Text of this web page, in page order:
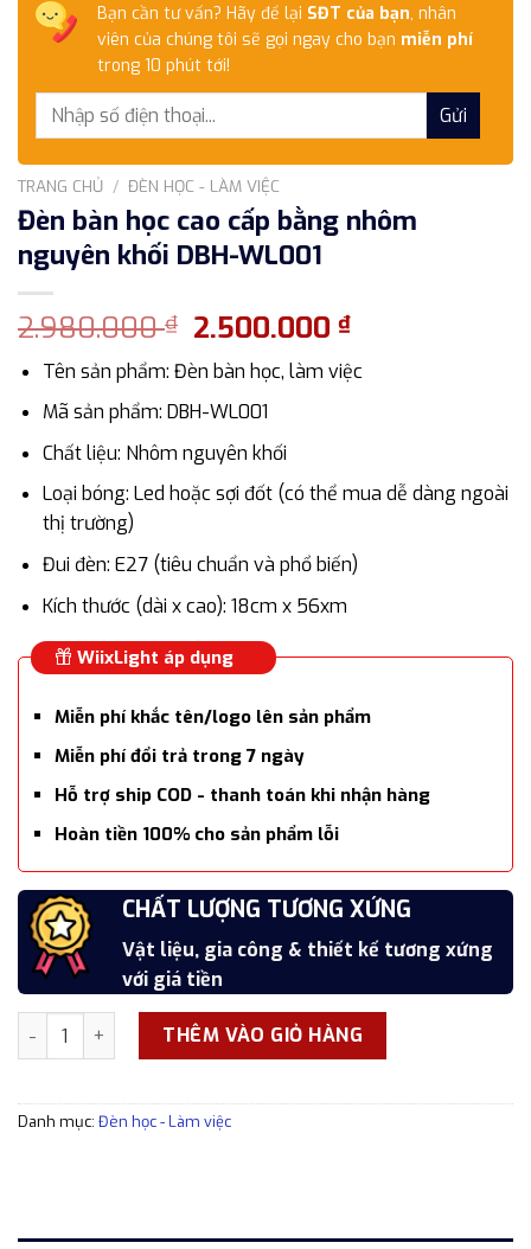
Bạn cần tư vấn? Hãy để lại SĐT của bạn, nhân
viên của chúng tôi sẽ gọi ngay cho bạn miễn phí
trong 10 phút tới!
TRANG CHỦ / ĐÈN HỌC - LÀM VIỆC
Đèn bàn học cao cấp bằng nhôm
nguyên khối DBH-WL001
2.980.000₫ Giá
gốc
là:
2.980.000 ₫.
2.500.000₫Giá
hiện
tại
Tên sản phẩm: Đèn bàn học, làm việc
Mã sản phẩm: DBH-WL001
Chất liệu: Nhôm nguyên khối
Loại bóng: Led hoặc sợi đốt (có thể mua dễ dàng ngoài
thị trường)
Đui đèn: E27 (tiêu chuẩn và phổ biến)
Kích thước (dài x cao): 18cm x 56xm
WiixLight áp dụng
Miễn phí khắc tên/logo lên sản phẩm
Miễn phí đổi trả trong 7 ngày
Hỗ trợ ship COD - thanh toán khi nhận hàng
Hoàn tiền 100% cho sản phẩm lỗi
SẢN PHẨM CAO CẤP
Hoàn thiện cẩn thận, tỉ mỉ, xắc xảo
CHẤT LƯỢNG TƯƠNG XỨNG
Vật liệu, gia công & thiết kế tương xứng
với giá tiền
7 NGÀY ĐỔI TRẢ MIỄN PHÍ
Đổi trả trong 7 ngày kể từ thời điểm nhận
hàng
HOÀN TIỀN SẢN PHẨM LỖI
Hoàn tiền 100% cho các sản phẩm lỗi
Đèn bàn học cao cấp bằng nhôm nguyên khối DBH-WL001
THÊM VÀO GIỎ HÀNG
Danh mục: Đèn học - Làm việc